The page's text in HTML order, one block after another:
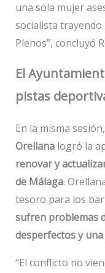
una sola mujer
socialista trayendo
Plenos”, concluyó
El
pistas
En la misma
Orellanalogró la
renovar y
de Málaga.
tesoro para los
sufren problemas
desperfectos y
“El conflicto no